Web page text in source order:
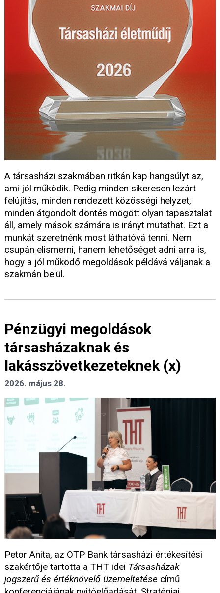
A társasházi szakmában ritkán kap hangsúlyt az,
ami jól működik. Pedig minden sikeresen lezárt
felújítás, minden rendezett közösségi helyzet,
minden átgondolt döntés mögött olyan tapasztalat
áll, amely mások számára is irányt mutathat. Ezt a
munkát szeretnénk most láthatóvá tenni. Nem
csupán elismerni, hanem lehetőséget adni arra is,
hogy a jól működő megoldások példává váljanak a
szakmán belül.
Pénzügyi megoldások
társasházaknak és
lakásszövetkezeteknek (x)
2026. május 28.
Petor Anita, az OTP Bank társasházi értékesítési
szakértője tartotta a THT idei Társasházak
jogszerű és értéknövelő üzemeltetése című